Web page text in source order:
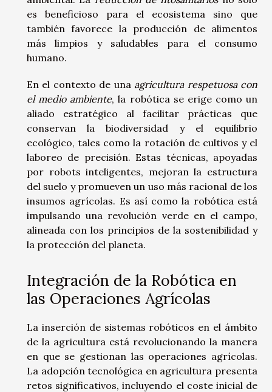
es beneficioso para el ecosistema sino que
también favorece la producción de alimentos
más limpios y saludables para el consumo
humano.
En el contexto de una agricultura respetuosa con
el medio ambiente, la robótica se erige como un
aliado estratégico al facilitar prácticas que
conservan la biodiversidad y el equilibrio
ecológico, tales como la rotación de cultivos y el
laboreo de precisión. Estas técnicas, apoyadas
por robots inteligentes, mejoran la estructura
del suelo y promueven un uso más racional de los
insumos agrícolas. Es así como la robótica está
impulsando una revolución verde en el campo,
alineada con los principios de la sostenibilidad y
la protección del planeta.
Integración de la Robótica en
las Operaciones Agrícolas
La inserción de sistemas robóticos en el ámbito
de la agricultura está revolucionando la manera
en que se gestionan las operaciones agrícolas.
La adopción tecnológica en agricultura presenta
retos significativos, incluyendo el coste inicial de